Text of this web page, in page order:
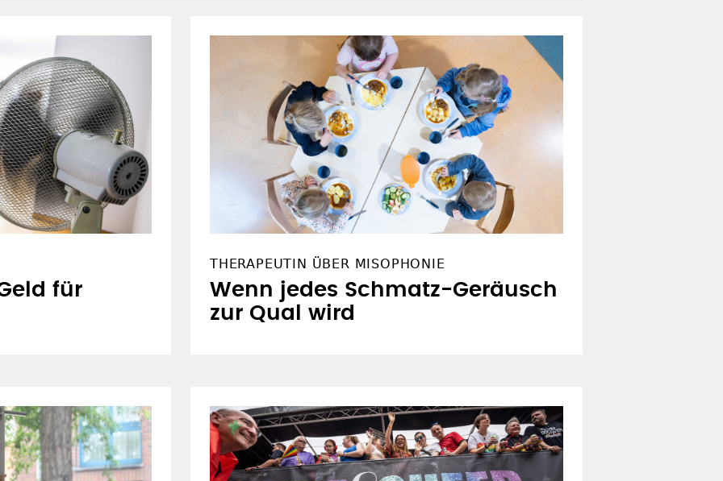
für
THERAPEUTIN ÜBER MISOPHONIE
Wenn jedes Schmatz-Geräusch
zur Qual wird